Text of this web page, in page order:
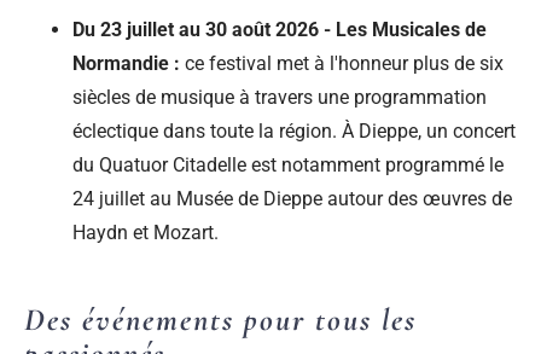
Du 23 juillet au 30 août 2026 - Les Musicales de
Normandie : ce festival met à l'honneur plus de six
siècles de musique à travers une programmation
éclectique dans toute la région. À Dieppe, un concert
du Quatuor Citadelle est notamment programmé le
24 juillet au Musée de Dieppe autour des œuvres de
Haydn et Mozart.
Des événements pour tous les